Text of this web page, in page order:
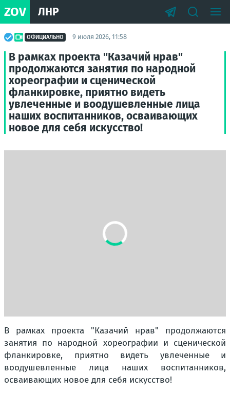
ZOV ЛНР
ОФИЦИАЛЬНО 9 июля 2026, 11:58
В рамках проекта "Казачий нрав"
продолжаются занятия по народной
хореографии и сценической
фланкировке, приятно видеть
увлеченные и воодушевленные лица
наших воспитанников, осваивающих
новое для себя искусство!
В рамках проекта "Казачий нрав" продолжаются
занятия по народной хореографии и сценической
фланкировке, приятно видеть увлеченные и
воодушевленные лица наших воспитанников,
осваивающих новое для себя искусство!